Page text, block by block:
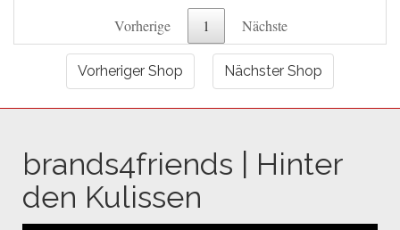
Vorherige 1 Nächste
Vorheriger Shop Nächster Shop
brands4friends | Hinter
den Kulissen